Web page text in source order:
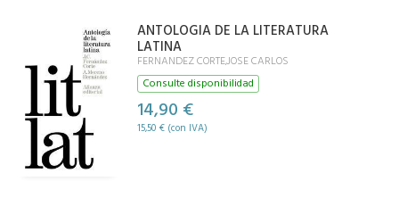
ANTOLOGIA DE LA LITERATURA
LATINA
FERNANDEZ CORTE,JOSE CARLOS
Consulte disponibilidad
14,90 €
15,50 € (con IVA)